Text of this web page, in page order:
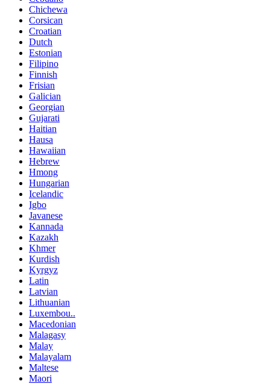
Chichewa
Corsican
Croatian
Dutch
Estonian
Filipino
Finnish
Frisian
Galician
Georgian
Gujarati
Haitian
Hausa
Hawaiian
Hebrew
Hmong
Hungarian
Icelandic
Igbo
Javanese
Kannada
Kazakh
Khmer
Kurdish
Kyrgyz
Latin
Latvian
Lithuanian
Luxembou..
Macedonian
Malagasy
Malay
Malayalam
Maltese
Maori